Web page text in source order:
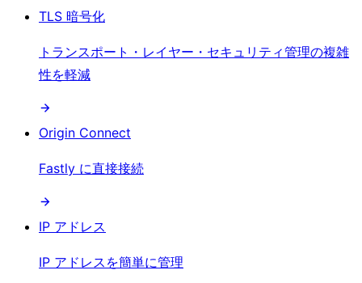
TLS 暗号化
トランスポート・レイヤー・セキュリティ管理の複雑
性を軽減
Origin Connect
Fastly に直接接続
IP アドレス
IP アドレスを簡単に管理